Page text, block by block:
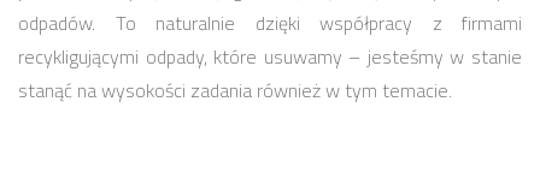
odpadów. To naturalnie dzięki współpracy z firmami
recykligującymi odpady, które usuwamy – jesteśmy w stanie
stanąć na wysokości zadania również w tym temacie.